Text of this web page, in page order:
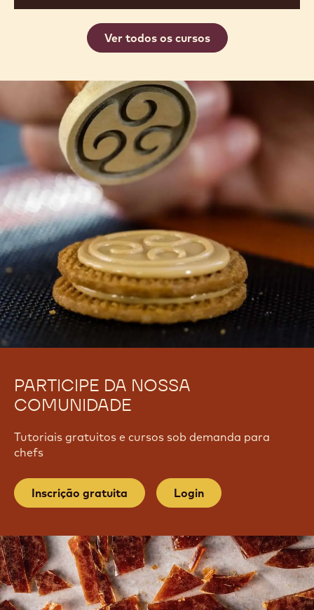
Ver todos os cursos
PARTICIPE DA NOSSA
COMUNIDADE
Tutoriais gratuitos e cursos sob demanda para
chefs
Inscrição gratuita Login